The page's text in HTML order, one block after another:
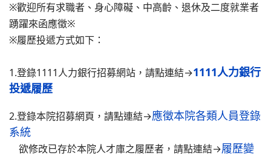
※歡迎所有求職者、身心障礙、中高齡、退休及二度就業者
踴躍來函應徵※
※履歷投遞方式如下：
1.登錄1111人力銀行招募網站，請點連結→1111人力銀行
投遞履歷
2.登錄本院招募網頁，請點連結→應徵本院各類人員登錄
系統
欲修改已存於本院人才庫之履歷者，請點連結→履歷變